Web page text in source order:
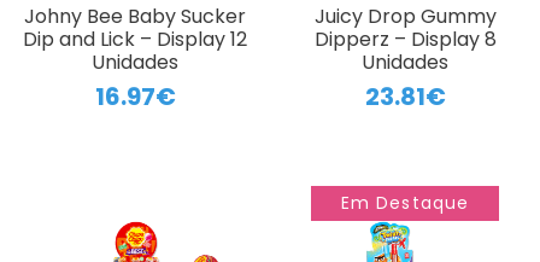
Johny Bee Baby Sucker
Dip and Lick – Display 12
Unidades
16.97€
Juicy Drop Gummy
Dipperz – Display 8
Unidades
23.81€
Em Destaque